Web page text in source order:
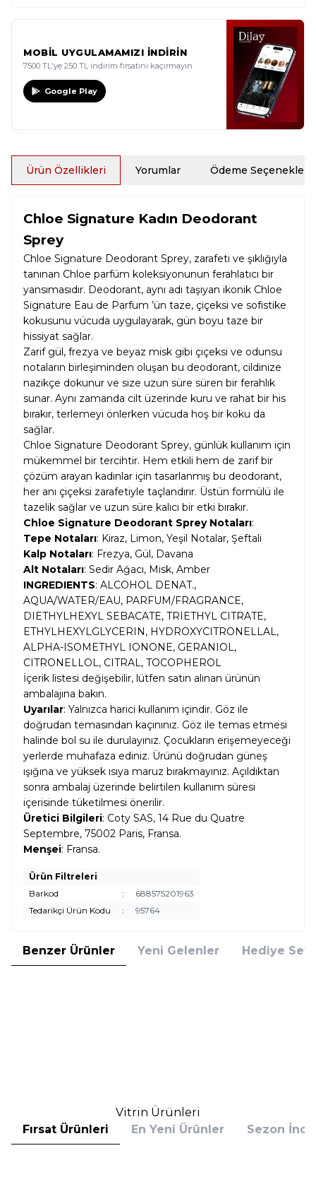
MOBİL UYGULAMAMIZI İNDİRİN
7500 TL'ye 250 TL indirim fırsatını kaçırmayın
Google Play
Ürün Özellikleri Yorumlar Ödeme Seçenekleri
Chloe Signature Kadın Deodorant
Sprey
Chloe Signature Deodorant Sprey, zarafeti ve şıklığıyla
tanınan Chloe parfüm koleksiyonunun ferahlatıcı bir
yansımasıdır. Deodorant, aynı adı taşıyan ikonik Chloe
Signature Eau de Parfum ’ün taze, çiçeksi ve sofistike
kokusunu vücuda uygulayarak, gün boyu taze bir
hissiyat sağlar.
Zarif gül, frezya ve beyaz misk gibi çiçeksi ve odunsu
notaların birleşiminden oluşan bu deodorant, cildinize
nazikçe dokunur ve size uzun süre süren bir ferahlık
sunar. Aynı zamanda cilt üzerinde kuru ve rahat bir his
bırakır, terlemeyi önlerken vücuda hoş bir koku da
sağlar.
Chloe Signature Deodorant Sprey, günlük kullanım için
mükemmel bir tercihtir. Hem etkili hem de zarif bir
çözüm arayan kadınlar için tasarlanmış bu deodorant,
her anı çiçeksi zarafetiyle taçlandırır. Üstün formülü ile
tazelik sağlar ve uzun süre kalıcı bir etki bırakır.
Chloe Signature Deodorant Sprey Notaları:
Tepe Notaları: Kiraz, Limon, Yeşil Notalar, Şeftali
Kalp Notaları: Frezya, Gül, Davana
Alt Notaları: Sedir Ağacı, Misk, Amber
INGREDIENTS: ALCOHOL DENAT.,
AQUA/WATER/EAU, PARFUM/FRAGRANCE,
DIETHYLHEXYL SEBACATE, TRIETHYL CITRATE,
ETHYLHEXYLGLYCERIN, HYDROXYCITRONELLAL,
ALPHA-ISOMETHYL IONONE, GERANIOL,
CITRONELLOL, CITRAL, TOCOPHEROL
İçerik listesi değişebilir, lütfen satın alınan ürünün
ambalajına bakın.
Uyarılar: Yalnızca harici kullanım içindir. Göz ile
doğrudan temasından kaçınınız. Göz ile temas etmesi
halinde bol su ile durulayınız. Çocukların erişemeyeceği
yerlerde muhafaza ediniz. Ürünü doğrudan güneş
ışığına ve yüksek ısıya maruz bırakmayınız. Açıldıktan
sonra ambalaj üzerinde belirtilen kullanım süresi
içerisinde tüketilmesi önerilir.
Üretici Bilgileri: Coty SAS, 14 Rue du Quatre
Septembre, 75002 Paris, Fransa.
Menşei: Fransa.
Ürün Filtreleri
Barkod
:
688575201963
Tedarikçi Ürün Kodu
: 95764
Benzer Ürünler Yeni Gelenler Hediye
Vitrin Ürünleri
Fırsat Ürünleri
En Yeni Ürünler Sezon